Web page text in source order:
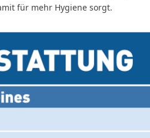
für mehr Hygiene sorgt.